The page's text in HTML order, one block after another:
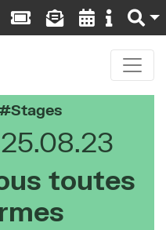
Stages
25.08.23
toutes